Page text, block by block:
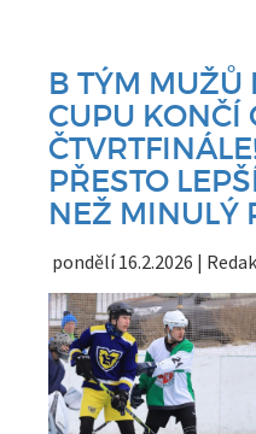
B TÝM MUŽŮ
CUPU KONČÍ
PŘESTO
NEŽ MINULÝ
pondělí 16.2.2026 |